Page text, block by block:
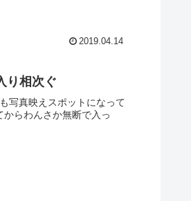
2019.04.14
り相次ぐ
写真映えスポットになって
らわんさか無断で入っ